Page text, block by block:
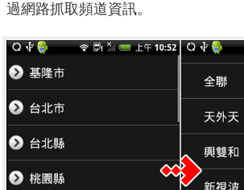
過網路抓取頻道資訊。